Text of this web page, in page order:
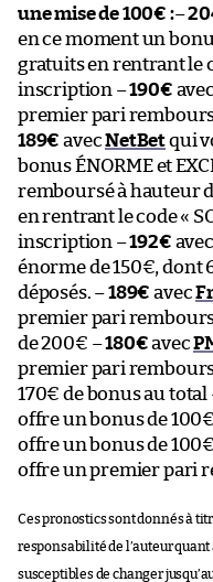
une mise de 100€ :–
en ce moment un
gratuits en rentrant le
inscription –190€ avec
premier pari
189€ avecNetBetqui
bonus ÉNORME et
remboursé à hauteur
en rentrant le code «
inscription –192€ avec
énorme de 150€, dont
déposés. –189€ avec
premier pari
de 200€ –180€avec
premier pari
170€ de bonus au total
offre un bonus de
offre un bonus de
offre un premier pari
Ces pronostics sont donnés à
responsabilité de l’auteur quant
susceptibles de changer